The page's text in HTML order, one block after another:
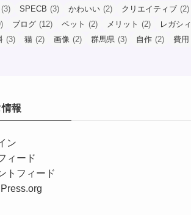
(3) SPECB (3) かわいい (2) クリエイティブ (2)
ブログ (12) ペット (2) メリット (2) レガシィ
(3) 猫 (2) 画像 (2) 群馬県 (3) 自作 (2) 費用
情報
ン
ィード
トフィード